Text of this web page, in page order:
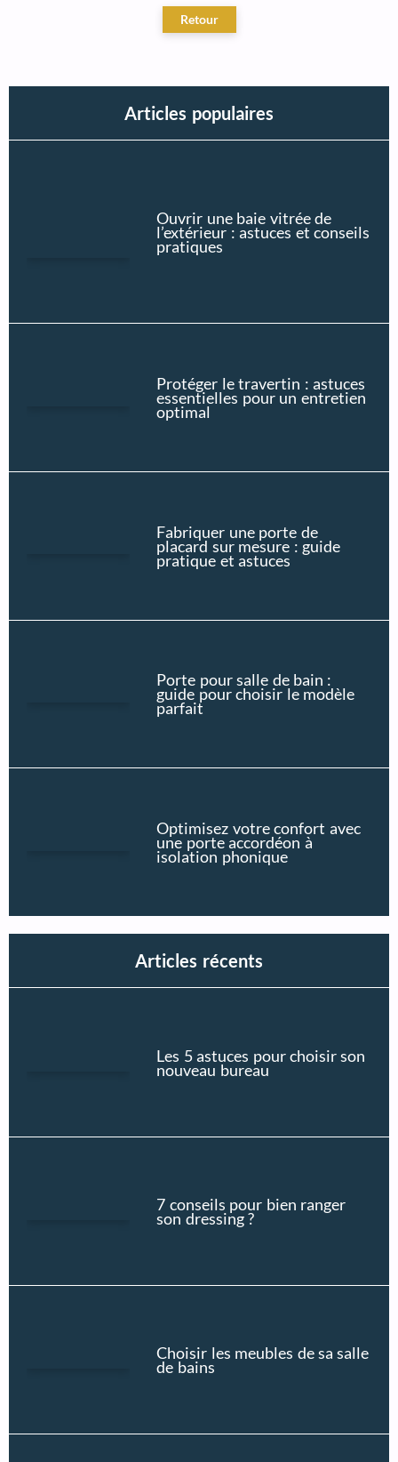
Articles populaires
Ouvrir une baie vitrée de
l’extérieur : astuces et conseils
pratiques
Protéger le travertin : astuces
essentielles pour un entretien
optimal
Fabriquer une porte de
placard sur mesure : guide
pratique et astuces
Porte pour salle de bain :
guide pour choisir le modèle
parfait
Optimisez votre confort avec
une porte accordéon à
isolation phonique
Articles récents
Les 5 astuces pour choisir son
nouveau bureau
7 conseils pour bien ranger
son dressing ?
Choisir les meubles de sa salle
de bains